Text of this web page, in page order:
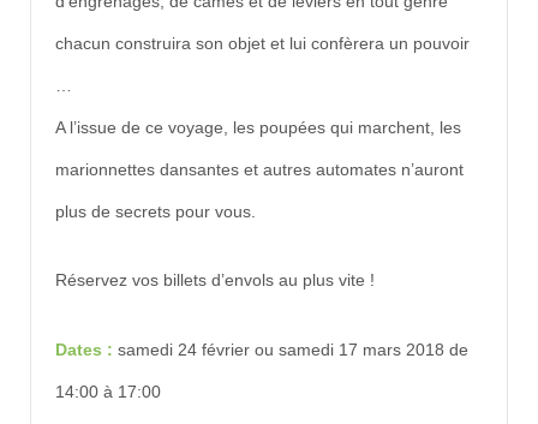
chacun construira son objet et lui confèrera un pouvoir
A l’issue de ce voyage, les poupées qui marchent, les
marionnettes dansantes et autres automates n’auront
plus de secrets pour vous.
Réservez vos billets d’envols au plus vite !
Dates : samedi 24 février ou samedi 17 mars 2018 de
14:00 à 17:00